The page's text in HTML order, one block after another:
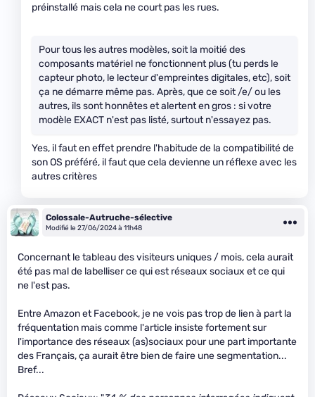
préinstallé mais cela ne court pas les rues.
Pour tous les autres modèles, soit la moitié des
composants matériel ne fonctionnent plus (tu perds le
capteur photo, le lecteur d'empreintes digitales, etc), soit
ça ne démarre même pas. Après, que ce soit /e/ ou les
autres, ils sont honnêtes et alertent en gros : si votre
modèle EXACT n'est pas listé, surtout n'essayez pas.
Yes, il faut en effet prendre l'habitude de la compatibilité de
son OS préféré, il faut que cela devienne un réflexe avec les
autres critères
Colossale-Autruche-sélective
Modifié le 27/06/2024 à 11h48
Concernant le tableau des visiteurs uniques / mois, cela aurait
été pas mal de labelliser ce qui est réseaux sociaux et ce qui
ne l'est pas.
Entre Amazon et Facebook, je ne vois pas trop de lien à part la
fréquentation mais comme l'article insiste fortement sur
l'importance des réseaux (as)sociaux pour une part importante
des Français, ça aurait être bien de faire une segmentation...
Bref...